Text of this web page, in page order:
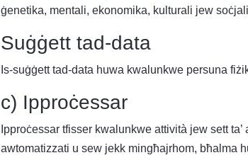
ġenetika, mentali, ekonomika, kulturali jew
Suġġett tad-data
Is-suġġett tad-data huwa kwalunkwe persuna
c) Ipproċessar
Ipproċessar tfisser kwalunkwe attività jew sett
awtomatizzati u sew jekk mingħajrhom, bħalma